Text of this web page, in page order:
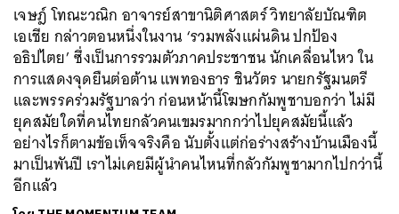
เจษฎ์ โทณะวณิก อาจารย์สาขานิติศาสตร์ วิทยาลัยบัณฑิต
เอเชีย กล่าวตอนหนึ่งในงาน ‘รวมพลังแผ่นดิน ปกป้อง
อธิปไตย’ ซึ่งเป็นการรวมตัวภาคประชาชน นักเคลื่อนไหว ใน
การแสดงจุดยืนต่อต้าน แพทองธาร ชินวัตร นายกรัฐมนตรี
และพรรคร่วมรัฐบาลว่า ก่อนหน้านี้โฆษกกัมพูชาบอกว่า ไม่มี
ยุคสมัยใดที่คนไทยกลัวคนเขมรมากกว่าไปยุคสมัยนี้แล้ว
อย่างไรก็ตามข้อเท็จจริงคือ นับตั้งแต่ก่อร่างสร้างบ้านเมืองนี้
มาเป็นพันปี เราไม่เคยมีผู้นำคนไหนที่กลัวกัมพูชามากไปกว่านี้
อีกแล้ว